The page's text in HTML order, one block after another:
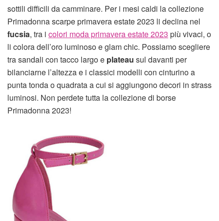
sottili difficili da camminare. Per i mesi caldi la collezione
Primadonna scarpe primavera estate 2023 li declina nel
fucsia, tra i colori moda primavera estate 2023 più vivaci, o
li colora dell’oro luminoso e glam chic. Possiamo scegliere
tra sandali con tacco largo e plateau sul davanti per
bilanciarne l’altezza e i classici modelli con cinturino a
punta tonda o quadrata a cui si aggiungono decori in strass
luminosi. Non perdete tutta la collezione di borse
Primadonna 2023!